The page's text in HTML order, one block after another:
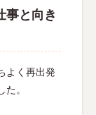
事と向き
よく再出発
。